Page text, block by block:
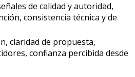
de calidad y autoridad,
consistencia técnica y de
claridad de propuesta,
confianza percibida desde